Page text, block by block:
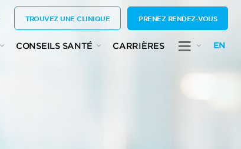
TROUVEZ UNE CLINIQUE PRENEZ RENDEZ-VOUS
CONSEILS SANTÉ CARRIÈRES EN